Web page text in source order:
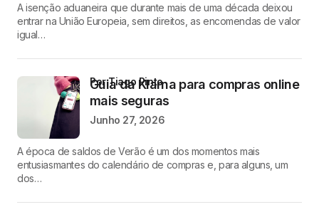
A isenção aduaneira que durante mais de uma década deixou
entrar na União Europeia, sem direitos, as encomendas de valor
igual…
Guia da Klarna para compras online
mais seguras
por Tiago Pinto
Junho 27, 2026
A época de saldos de Verão é um dos momentos mais
entusiasmantes do calendário de compras e, para alguns, um
dos…